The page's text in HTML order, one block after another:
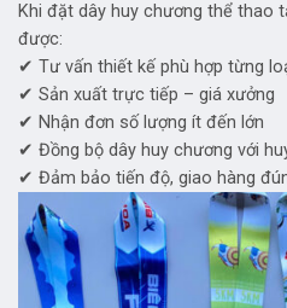
Khi đặt dây huy chương thể thao
được:
✔ Tư vấn thiết kế phù hợp từng
✔ Sản xuất trực tiếp – giá xưởng
✔ Nhận đơn số lượng ít đến lớn
✔ Đồng bộ dây huy chương với
✔ Đảm bảo tiến độ, giao hàng